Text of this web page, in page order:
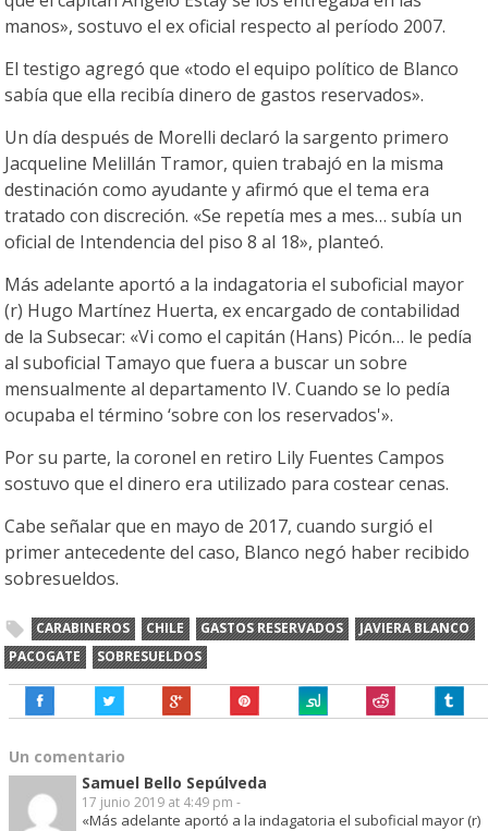
manos», sostuvo el ex oficial respecto al período 2007.
El testigo agregó que «todo el equipo político de Blanco
sabía que ella recibía dinero de gastos reservados».
Un día después de Morelli declaró la sargento primero
Jacqueline Melillán Tramor, quien trabajó en la misma
destinación como ayudante y afirmó que el tema era
tratado con discreción. «Se repetía mes a mes… subía un
oficial de Intendencia del piso 8 al 18», planteó.
Más adelante aportó a la indagatoria el suboficial mayor
(r) Hugo Martínez Huerta, ex encargado de contabilidad
de la Subsecar: «Vi como el capitán (Hans) Picón… le pedía
al suboficial Tamayo que fuera a buscar un sobre
mensualmente al departamento IV. Cuando se lo pedía
ocupaba el término ‘sobre con los reservados'».
Por su parte, la coronel en retiro Lily Fuentes Campos
sostuvo que el dinero era utilizado para costear cenas.
Cabe señalar que en mayo de 2017, cuando surgió el
primer antecedente del caso, Blanco negó haber recibido
sobresueldos.
CARABINEROS CHILE GASTOS RESERVADOS
JAVIERA BLANCO
PACOGATE
SOBRESUELDOS
Un comentario
Samuel Bello Sepúlveda
17 junio 2019 at 4:49 pm -
«Más adelante aportó a la indagatoria el suboficial mayor (r)